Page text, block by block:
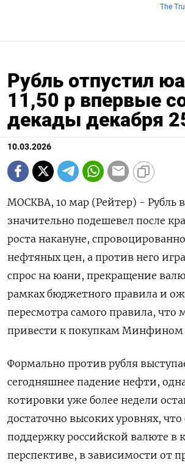
Рубль отпустил
11,50 р впервые
декады декабря
10.03.2026
МОСКВА, 10 мар (Рейтер) - Рубль
значительно подешевел после
роста накануне,
нефтяных цен, а против него
спрос на юани, прекращение
рамках бюджетного правила и
пересмотра самого правила, что
привести к покупкам
Формально против рубля
сегодняшнее ‌падение нефти,
котировки уже более недели
достаточно высоких уровнях, что
поддержку российской валюте в
перспективе, в зависимости от